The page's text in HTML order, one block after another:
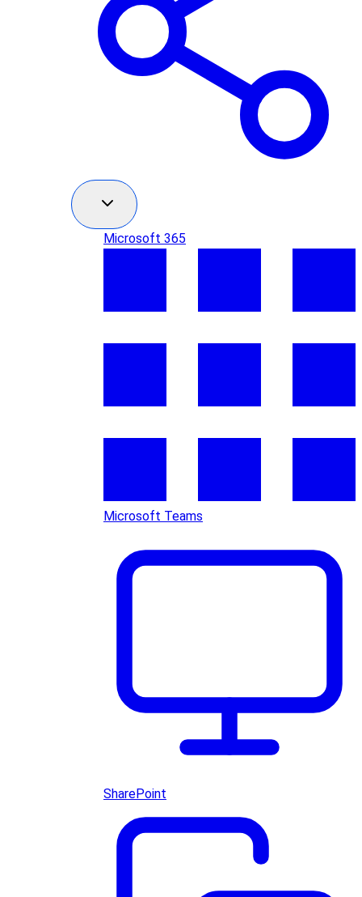
Microsoft 365
Microsoft Teams
SharePoint